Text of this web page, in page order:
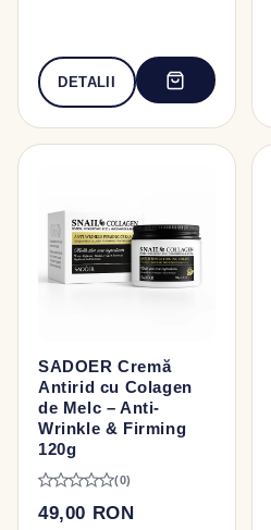
DETALII
SADOER Cremă
Antirid cu Colagen
de Melc – Anti-
Wrinkle & Firming
120g
(0)
49,00 RON